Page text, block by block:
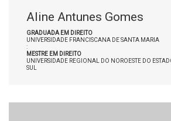
Aline Antunes Gomes
GRADUADA EM DIREITO
UNIVERSIDADE FRANCISCANA DE SANTA MARIA
:
MESTRE EM DIREITO
UNIVERSIDADE REGIONAL DO NOROESTE DO
SUL